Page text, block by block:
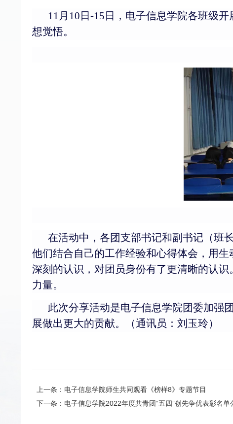
11月10日-15日，电子信息学院各班级
想觉悟。
在活动中，各团支部书记和副书记（班
他们结合自己的工作经验和心得体会，用
深刻的认识，对团员身份有了更清晰的认
力量。
此次分享活动是电子信息学院团委加强
展做出更大的贡献。（通讯员：刘玉玲）
上一条：电子信息学院师生共同观看《榜样8》专题节目
下一条：电子信息学院2022年度共青团“五四”创先争优表彰名单